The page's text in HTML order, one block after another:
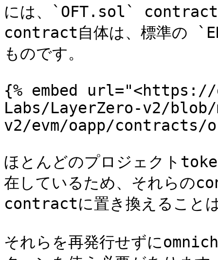
には、`OFT.sol` contract
contract自体は、標準の
ものです。
{% embed
Labs/LayerZero-v2/
v2/evm/oapp/contracts/
ほとんどのプロジェクト
在しているため、それら
contractに置き換えること
それらを再発行せずに